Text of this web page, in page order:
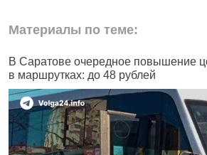
Материалы по теме:
В Саратове очередное повышение
в маршрутках: до 48 рублей